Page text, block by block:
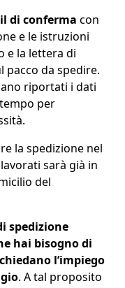
di conferma con
e le istruzioni
e la lettera di
pacco da spedire.
riportati i dati
per
la spedizione nel
sarà già in
del
spedizione
hai bisogno di
l’impiego
. A tal proposito